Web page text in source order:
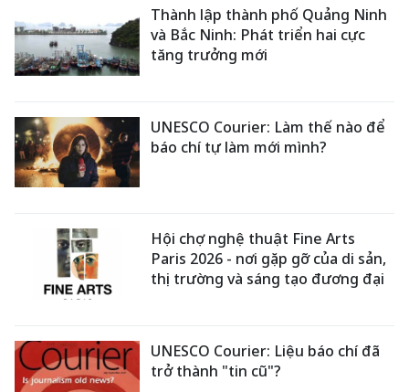
Thành lập thành phố Quảng Ninh
và Bắc Ninh: Phát triển hai cực
tăng trưởng mới
UNESCO Courier: Làm thế nào để
báo chí tự làm mới mình?
Hội chợ nghệ thuật Fine Arts
Paris 2026 - nơi gặp gỡ của di sản,
thị trường và sáng tạo đương đại
UNESCO Courier: Liệu báo chí đã
trở thành "tin cũ"?